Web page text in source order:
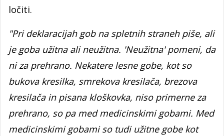
ločiti.
"Pri deklaracijah gob na spletnih straneh piše, ali
je goba užitna ali neužitna. 'Neužitna' pomeni, da
ni za prehrano. Nekatere lesne gobe, kot so
bukova kresilka, smrekova kresilača, brezova
kresilača in pisana kloškovka, niso primerne za
prehrano, so pa med medicinskimi gobami. Med
medicinskimi gobami so tudi užitne gobe kot